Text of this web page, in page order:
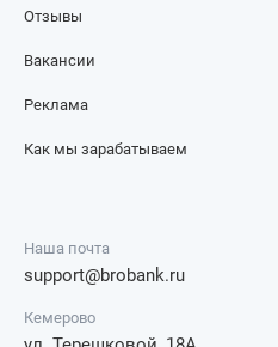
Отзывы
Вакансии
Реклама
Как мы зарабатываем
Наша почта
support@brobank.ru
Кемерово